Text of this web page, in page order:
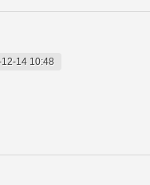
14 10:48